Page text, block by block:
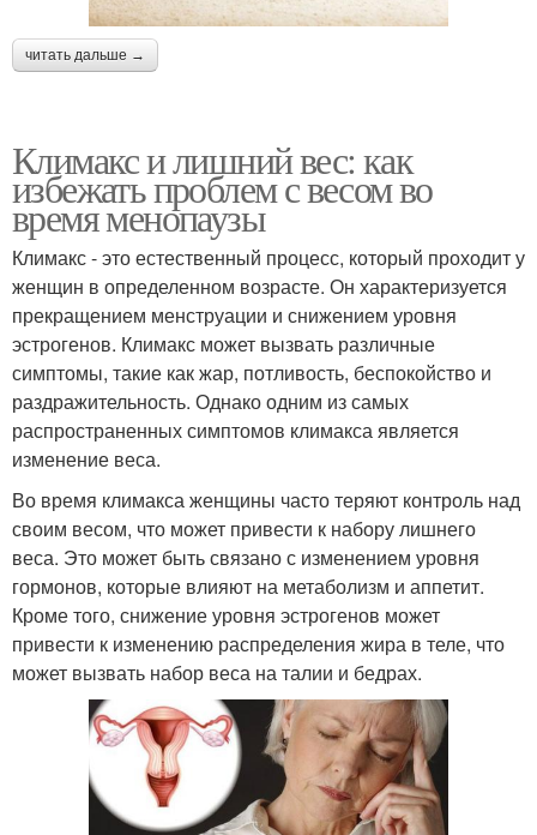
читать дальше →
Климакс и лишний вес: как
избежать проблем с весом во
время менопаузы
Климакс - это естественный процесс, который проходит у
женщин в определенном возрасте. Он характеризуется
прекращением менструации и снижением уровня
эстрогенов. Климакс может вызвать различные
симптомы, такие как жар, потливость, беспокойство и
раздражительность. Однако одним из самых
распространенных симптомов климакса является
изменение веса.
Во время климакса женщины часто теряют контроль над
своим весом, что может привести к набору лишнего
веса. Это может быть связано с изменением уровня
гормонов, которые влияют на метаболизм и аппетит.
Кроме того, снижение уровня эстрогенов может
привести к изменению распределения жира в теле, что
может вызвать набор веса на талии и бедрах.